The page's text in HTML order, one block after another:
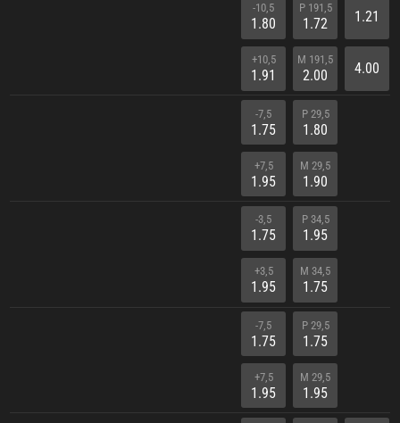
-10,5
1.80
+10,5
1.91
P 191,5
1.72
M 191,5
2.00
1.21
4.00
-7,5
1.75
+7,5
1.95
P 29,5
1.80
M 29,5
1.90
-3,5
1.75
+3,5
1.95
P 34,5
1.95
M 34,5
1.75
-7,5
1.75
+7,5
1.95
P 29,5
1.75
M 29,5
1.95